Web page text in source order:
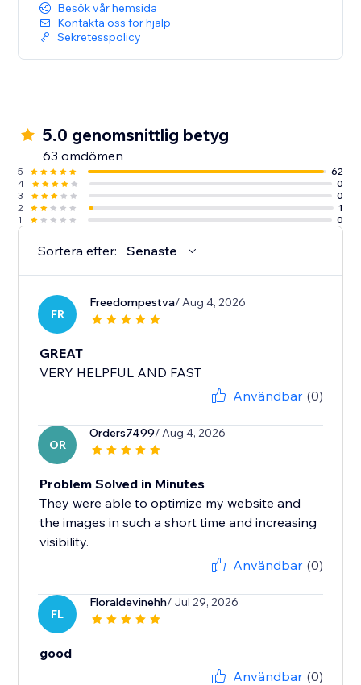
Besök vår hemsida
Kontakta oss för hjälp
Sekretesspolicy
5.0 genomsnittlig betyg
63 omdömen
5
62
4
0
3
0
2
1
1
0
Sortera efter: Senaste
FR
Freedompestva/ Aug 4, 2026
GREAT
VERY HELPFUL AND FAST
Användbar (0)
OR
Orders7499/ Aug 4, 2026
Problem Solved in Minutes
They were able to optimize my website and
the images in such a short time and increasing
visibility.
Användbar (0)
FL
Floraldevinehh/ Jul 29, 2026
good
Användbar (0)